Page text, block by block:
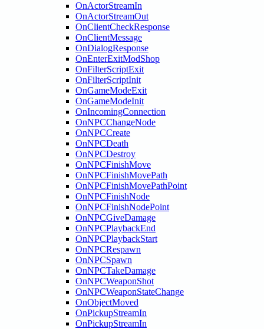
OnActorStreamIn
OnActorStreamOut
OnClientCheckResponse
OnClientMessage
OnDialogResponse
OnEnterExitModShop
OnFilterScriptExit
OnFilterScriptInit
OnGameModeExit
OnGameModeInit
OnIncomingConnection
OnNPCChangeNode
OnNPCCreate
OnNPCDeath
OnNPCDestroy
OnNPCFinishMove
OnNPCFinishMovePath
OnNPCFinishMovePathPoint
OnNPCFinishNode
OnNPCFinishNodePoint
OnNPCGiveDamage
OnNPCPlaybackEnd
OnNPCPlaybackStart
OnNPCRespawn
OnNPCSpawn
OnNPCTakeDamage
OnNPCWeaponShot
OnNPCWeaponStateChange
OnObjectMoved
OnPickupStreamIn
OnPickupStreamIn